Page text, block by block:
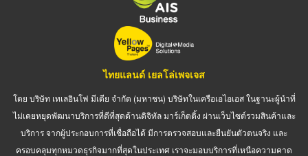
ไทยแลนด์ เยลโล่เพจเจส
โดย บริษัท เทเลอินโฟ มีเดีย จำกัด (มหาชน) บริษัทในเครือเอไอเอส ในฐานะผู้นำที่
ไม่เคยหยุดพัฒนาบริการที่ดีที่สุดด้านดิจิทัล มาร์เก็ตติ้ง ผ่านเว็บไซต์รวมสินค้าและ
บริการ จากผู้ประกอบการที่เชื่อถือได้ มีการตรวจสอบและยืนยันตัวตนจริง และ
ครอบคลุมทุกหมวดธุรกิจมากที่สุดในประเทศ เราจะมอบบริการที่เหนือความคาด